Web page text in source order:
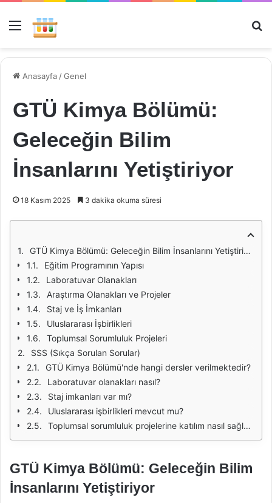
Menü
Anasayfa /Genel
GTÜ Kimya Bölümü:
Geleceğin Bilim
İnsanlarını Yetiştiriyor
18 Kasım 2025 3 dakika okuma süresi
GTÜ Kimya Bölümü: Geleceğin Bilim İnsanlarını Yetiştiriyor
Eğitim Programının Yapısı
Laboratuvar Olanakları
Araştırma Olanakları ve Projeler
Staj ve İş İmkanları
Uluslararası İşbirlikleri
Toplumsal Sorumluluk Projeleri
SSS (Sıkça Sorulan Sorular)
GTÜ Kimya Bölümü'nde hangi dersler verilmektedir?
Laboratuvar olanakları nasıl?
Staj imkanları var mı?
Uluslararası işbirlikleri mevcut mu?
Toplumsal sorumluluk projelerine katılım nasıl sağlanır?
GTÜ Kimya Bölümü: Geleceğin Bilim
İnsanlarını Yetiştiriyor